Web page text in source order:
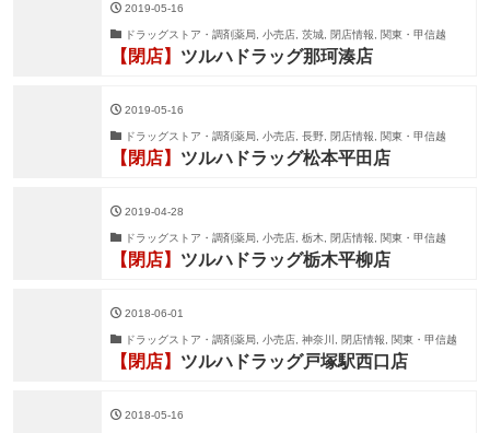
2019-05-16
ドラッグストア・調剤薬局, 小売店, 茨城, 閉店情報, 関東・甲信越
【閉店】 ツルハドラッグ那珂湊店
2019-05-16
ドラッグストア・調剤薬局, 小売店, 長野, 閉店情報, 関東・甲信越
【閉店】 ツルハドラッグ松本平田店
2019-04-28
ドラッグストア・調剤薬局, 小売店, 栃木, 閉店情報, 関東・甲信越
【閉店】 ツルハドラッグ栃木平柳店
2018-06-01
ドラッグストア・調剤薬局, 小売店, 神奈川, 閉店情報, 関東・甲信越
【閉店】 ツルハドラッグ戸塚駅西口店
2018-05-16